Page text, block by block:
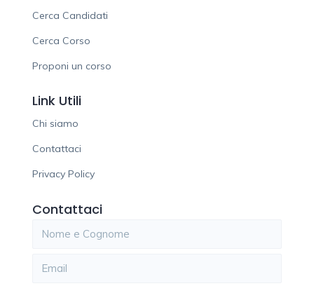
Cerca Candidati
Cerca Corso
Proponi un corso
Link Utili
Chi siamo
Contattaci
Privacy Policy
Contattaci